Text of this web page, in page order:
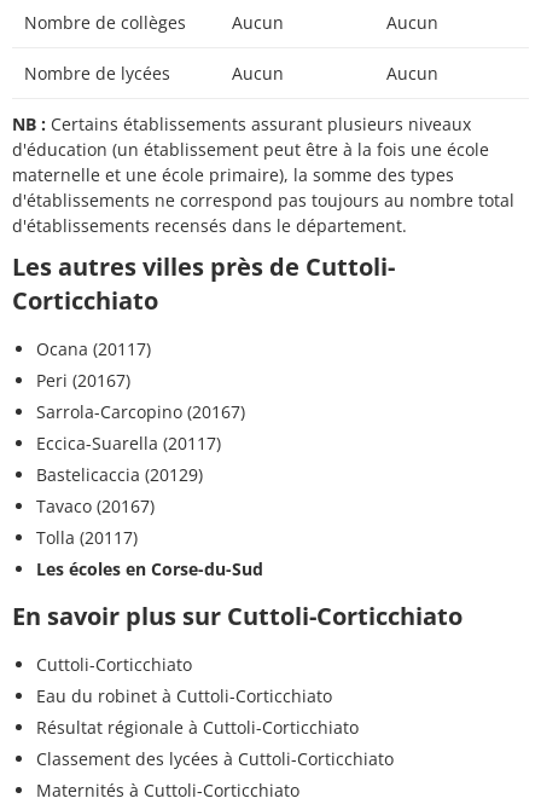
Nombre de collèges Aucun Aucun
Nombre de lycées Aucun Aucun
NB : Certains établissements assurant plusieurs niveaux
d'éducation (un établissement peut être à la fois une école
maternelle et une école primaire), la somme des types
d'établissements ne correspond pas toujours au nombre total
d'établissements recensés dans le département.
Les autres villes près de Cuttoli-
Corticchiato
Ocana (20117)
Peri (20167)
Sarrola-Carcopino (20167)
Eccica-Suarella (20117)
Bastelicaccia (20129)
Tavaco (20167)
Tolla (20117)
Les écoles en Corse-du-Sud
En savoir plus sur Cuttoli-Corticchiato
Cuttoli-Corticchiato
Eau du robinet à Cuttoli-Corticchiato
Résultat régionale à Cuttoli-Corticchiato
Classement des lycées à Cuttoli-Corticchiato
Maternités à Cuttoli-Corticchiato